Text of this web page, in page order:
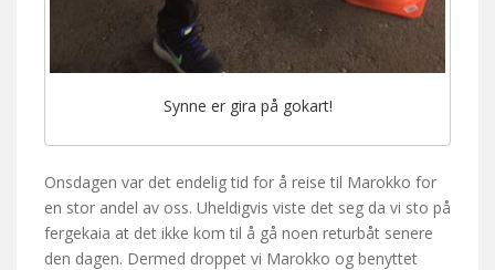
Synne er gira på gokart!
Onsdagen var det endelig tid for å reise til Marokko for
en stor andel av oss. Uheldigvis viste det seg da vi sto på
fergekaia at det ikke kom til å gå noen returbåt senere
den dagen. Dermed droppet vi Marokko og benyttet